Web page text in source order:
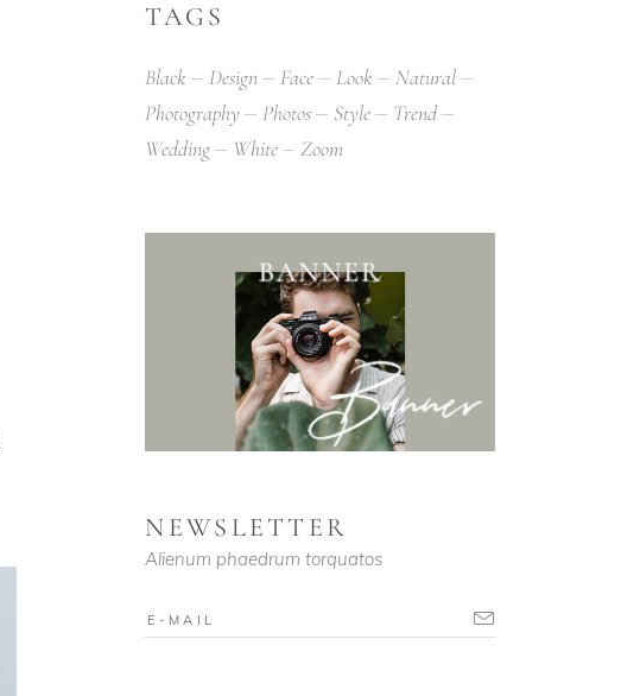
TAGS
Black Design Face Look
Natural
Photography
Photos Style
Trend
Wedding
White Zoom
NEWSLETTER
Alienum phaedrum torquatos